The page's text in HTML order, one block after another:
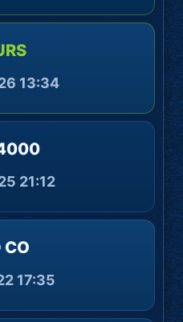
13:34
21:12
CO
17:35